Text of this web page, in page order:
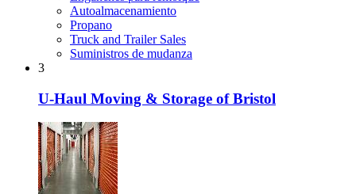
Autoalmacenamiento
Propano
Truck and Trailer Sales
Suministros de mudanza
3
U-Haul Moving & Storage of Bristol